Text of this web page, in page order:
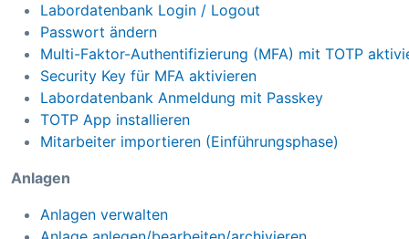
Labordatenbank Login / Logout
Passwort ändern
Multi-Faktor-Authentifizierung (MFA) mit TOTP
Security Key für MFA aktivieren
Labordatenbank Anmeldung mit Passkey
TOTP App installieren
Mitarbeiter importieren (Einführungsphase)
Anlagen
Anlagen verwalten